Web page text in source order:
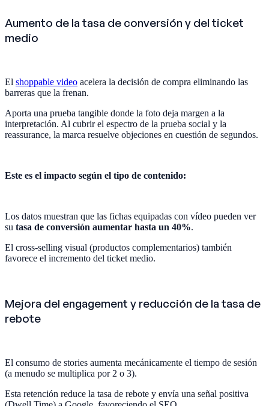
Aumento de la tasa de conversión y del ticket
medio
El shoppable video acelera la decisión de compra eliminando las
barreras que la frenan.
Aporta una prueba tangible donde la foto deja margen a la
interpretación. Al cubrir el espectro de la prueba social y la
reassurance, la marca resuelve objeciones en cuestión de segundos.
Este es el impacto según el tipo de contenido:
Los datos muestran que las fichas equipadas con vídeo pueden ver
su tasa de conversión aumentar hasta un 40%.
El cross-selling visual (productos complementarios) también
favorece el incremento del ticket medio.
Mejora del engagement y reducción de la tasa de
rebote
El consumo de stories aumenta mecánicamente el tiempo de sesión
(a menudo se multiplica por 2 o 3).
Esta retención reduce la tasa de rebote y envía una señal positiva